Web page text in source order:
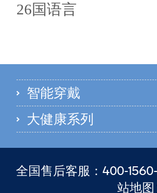
26国语言
智能穿戴
大健康系列
全国售后客服：400-
站地